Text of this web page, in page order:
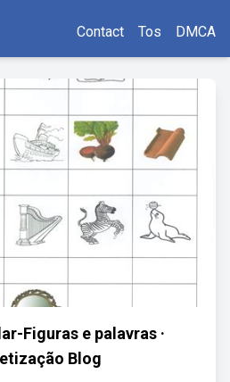
Contact Tos DMCA
Figuras e palavras ·
Blog